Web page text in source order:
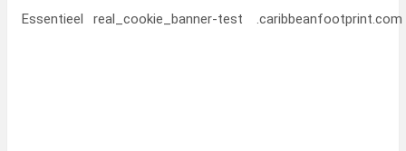
Essentieel real_cookie_banner-test .caribbeanfootprint.com